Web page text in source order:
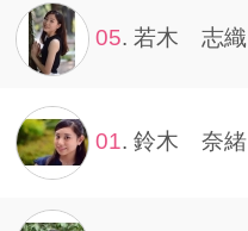
05. 若木 志織
01. 鈴木 奈緒